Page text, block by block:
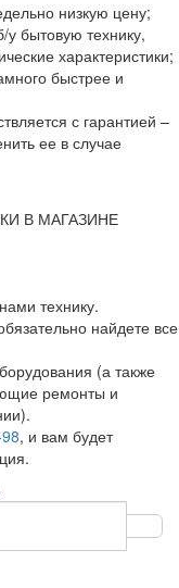
низкую цену;
у бытовую технику,
характеристики;
быстрее и
с гарантией –
ее в случае
В МАГАЗИНЕ
технику.
найдете все
(а также
ремонты и
, и вам будет